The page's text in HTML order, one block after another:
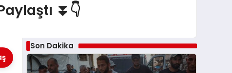
⏬👇
Son Dakika